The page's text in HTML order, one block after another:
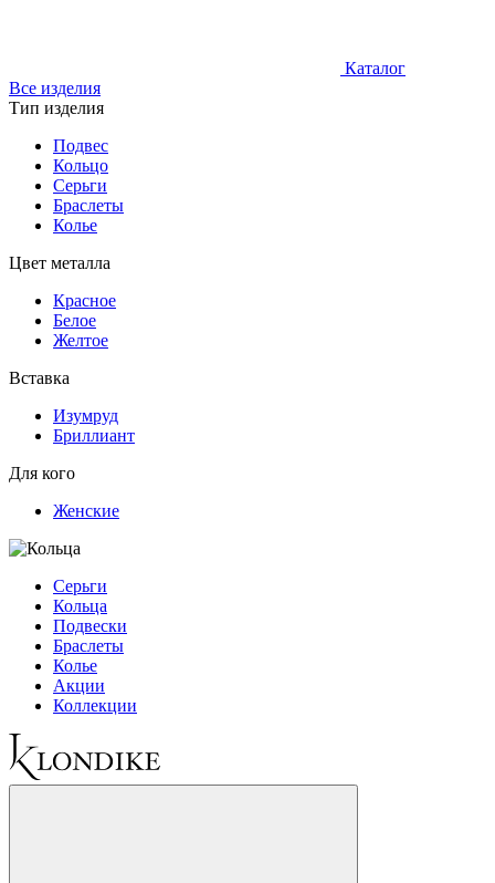
Каталог
Все изделия
Тип изделия
Подвес
Кольцо
Серьги
Браслеты
Колье
Цвет металла
Красное
Белое
Желтое
Вставка
Изумруд
Бриллиант
Для кого
Женские
Серьги
Кольца
Подвески
Браслеты
Колье
Акции
Коллекции